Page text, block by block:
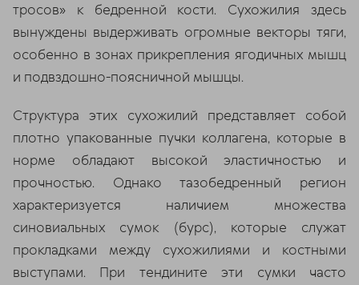
тросов» к бедренной кости. Сухожилия здесь
вынуждены выдерживать огромные векторы тяги,
особенно в зонах прикрепления ягодичных мышц
и подвздошно-поясничной мышцы.
Структура этих сухожилий представляет собой
плотно упакованные пучки коллагена, которые в
норме обладают высокой эластичностью и
прочностью. Однако тазобедренный регион
характеризуется наличием множества
синовиальных сумок (бурс), которые служат
прокладками между сухожилиями и костными
выступами. При тендините эти сумки часто